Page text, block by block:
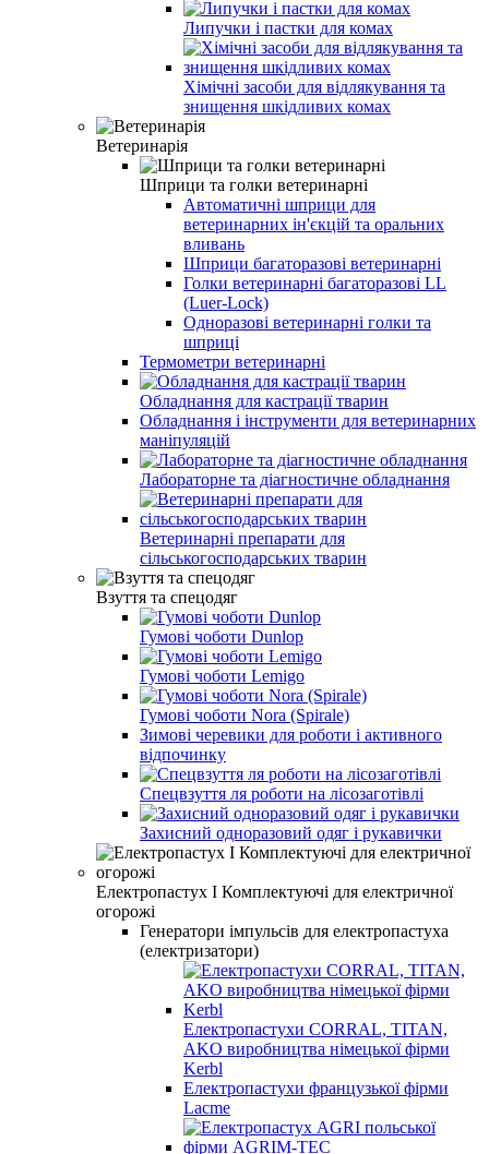
Липучки і пастки для комах
Хімічні засоби для відлякування та
знищення шкідливих комах
Ветеринарія
Шприци та голки ветеринарні
Автоматичні шприци для
ветеринарних ін'єкцій та оральних
вливань
Шприци багаторазові ветеринарні
Голки ветеринарні багаторазові LL
(Luer-Lock)
Одноразові ветеринарні голки та
шприці
Термометри ветеринарні
Обладнання для кастрації тварин
Обладнання і інструменти для ветеринарних
маніпуляцій
Лабораторне та діагностичне обладнання
Ветеринарні препарати для
сільськогосподарських тварин
Взуття та спецодяг
Гумові чоботи Dunlop
Гумові чоботи Lemigo
Гумові чоботи Nora (Spirale)
Зимові черевики для роботи і активного
відпочинку
Спецвзуття ля роботи на лісозаготівлі
Захисний одноразовий одяг і рукавички
Електропастух І Комплектуючі для електричної
огорожі
Генератори імпульсів для електропастуха
(електризатори)
Електропастухи CORRAL, TITAN,
AKO виробництва німецької фірми
Kerbl
Електропастухи французької фірми
Lacme